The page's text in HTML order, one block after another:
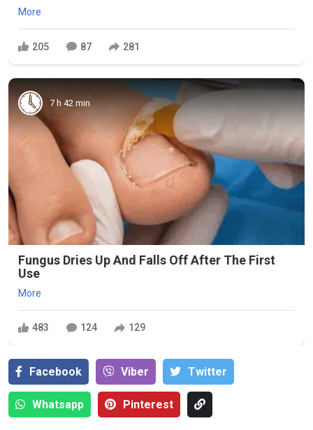
More
205 87 281
7 h 42 min
Fungus Dries Up And Falls Off After The First
Use
More
483 124 129
Facebook Viber Тwitter
Whatsapp Pinterest